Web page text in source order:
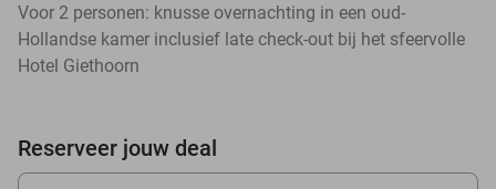
Voor 2 personen: knusse overnachting in een oud-
Hollandse kamer inclusief late check-out bij het sfeervolle
Hotel Giethoorn
Reserveer jouw deal